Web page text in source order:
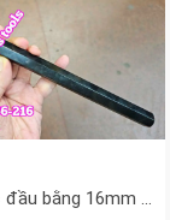
Lục giác đầu bằng 16mm Crossman 66-216 dài 270mm